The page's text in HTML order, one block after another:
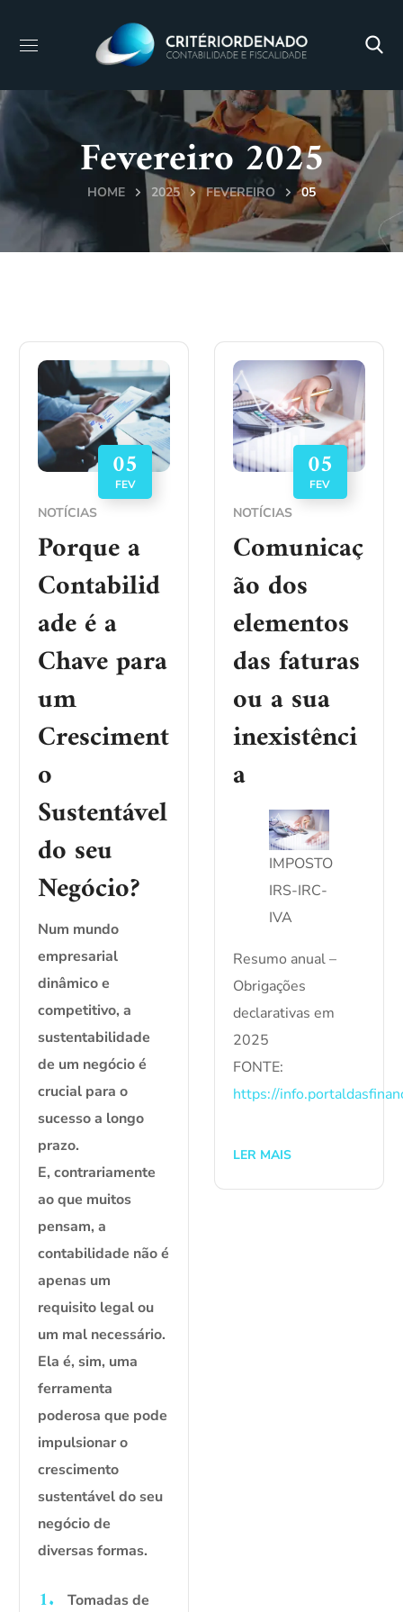
Fevereiro 2025
HOME 2025 FEVEREIRO 05
05
FEV
NOTÍCIAS
Porque a
Contabilid
ade é a
Chave para
um
Cresciment
o
Sustentável
do seu
Negócio?
Num mundo
empresarial
dinâmico e
competitivo, a
sustentabilidade
de um negócio é
crucial para o
sucesso a longo
prazo.
E, contrariamente
ao que muitos
pensam, a
contabilidade não é
apenas um
requisito legal ou
um mal necessário.
Ela é, sim, uma
ferramenta
poderosa que pode
impulsionar o
crescimento
sustentável do seu
negócio de
diversas formas.
Tomadas de
05
FEV
NOTÍCIAS
Comunicaç
ão dos
elementos
das faturas
ou a sua
inexistênci
a
IMPOSTO
IRS-IRC-
IVA
Resumo anual –
Obrigações
declarativas em
2025
FONTE:
https://
LER MAIS